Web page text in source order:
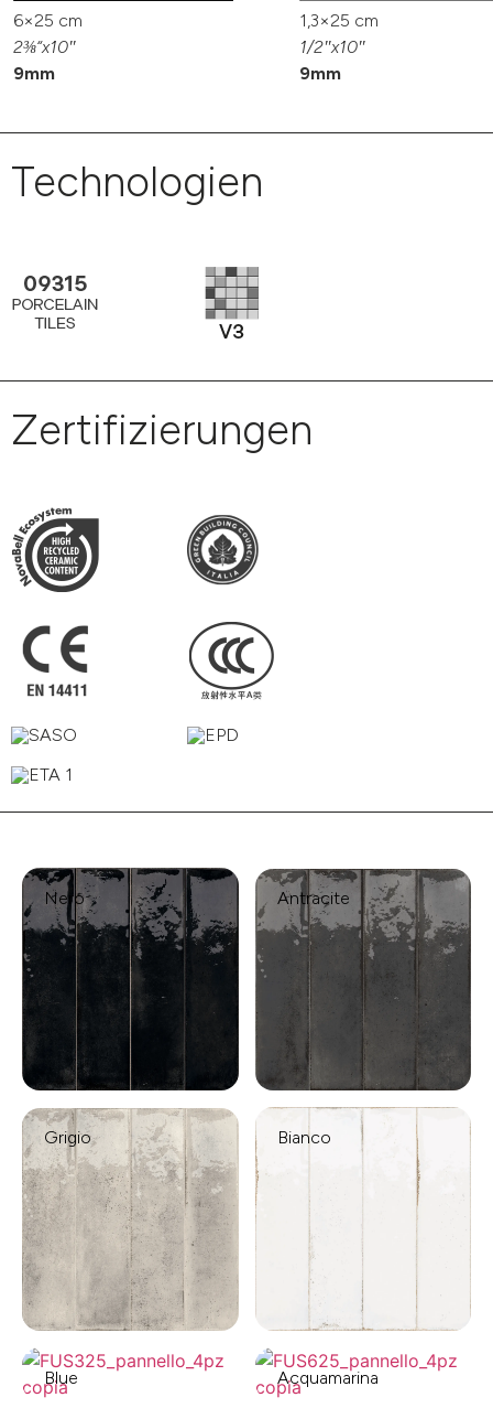
6×25 cm
2⅜“x10″
9mm
1,3×25 cm
1/2″x10″
9mm
Technologien
Zertifizierungen
Nero Antracite
Grigio Bianco
Blue Acquamarina